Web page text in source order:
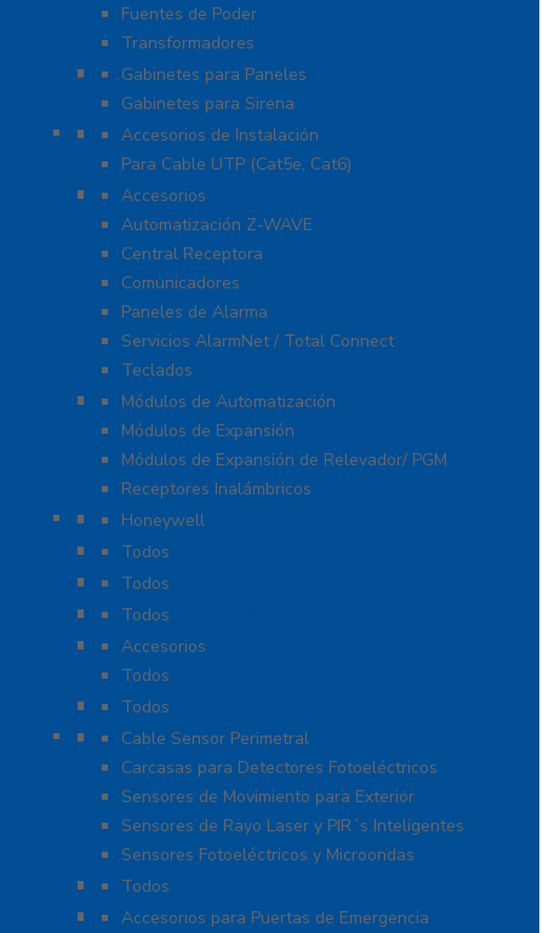
Fuentes de Poder
Transformadores
Gabinetes y Carcasas
Gabinetes para Paneles
Gabinetes para Sirena
Herramientas
Accesorios de Instalación
Para Cable UTP (Cat5e, Cat6)
Honeywell Total Connect
Accesorios
Automatización Z-WAVE
Central Receptora
Comunicadores
Paneles de Alarma
Servicios AlarmNet / Total Connect
Teclados
Módulos de Expansión
Módulos de Automatización
Módulos de Expansión
Módulos de Expansión de Relevador/ PGM
Receptores Inalámbricos
Megafonía y Audioevacuación
Honeywell
Paneles de Alarma
Todos
Protección Contra Sobretensiones
Todos
Videoverificación
Todos
Generadores de Niebla
Accesorios
Todos
Teclados
Todos
Protección Perimetral
Cable Sensor Perimetral
Carcasas para Detectores Fotoeléctricos
Sensores de Movimiento para Exterior
Sensores de Rayo Laser y PIR´s Inteligentes
Sensores Fotoeléctricos y Microondas
Señalamientos
Todos
Sistemas de Emergencia
Accesorios para Puertas de Emergencia